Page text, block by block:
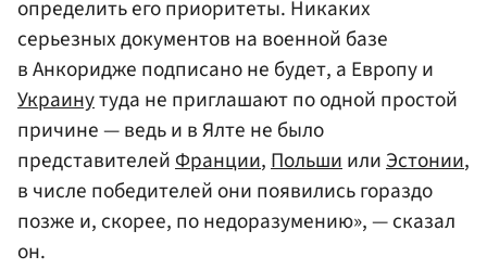
определить его приоритеты. Никаких
серьезных документов на военной базе
в Анкоридже подписано не будет, а Европу и
Украинутуда не приглашают по одной простой
причине — ведь и в Ялте не было
представителейФранции,ПольшиилиЭстонии,
в числе победителей они появились гораздо
позже и, скорее, по недоразумению», — сказал
он.